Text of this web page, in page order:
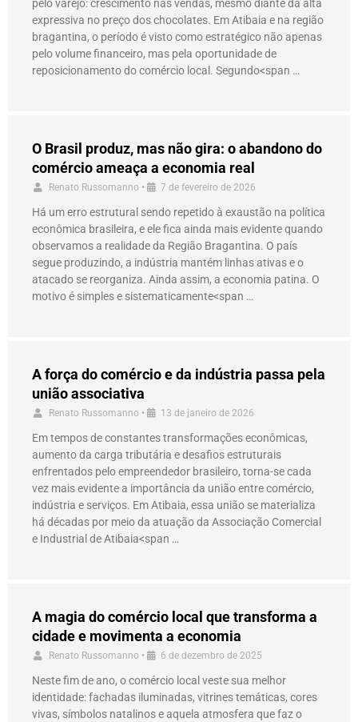
pelo varejo: crescimento nas vendas, mesmo diante da alta
expressiva no preço dos chocolates. Em Atibaia e na região
bragantina, o período é visto como estratégico não apenas
pelo volume financeiro, mas pela oportunidade de
reposicionamento do comércio local. Segundo<span …
O Brasil produz, mas não gira: o abandono do
comércio ameaça a economia real
Renato Russomanno • 7 de fevereiro de 2026
Há um erro estrutural sendo repetido à exaustão na política
econômica brasileira, e ele fica ainda mais evidente quando
observamos a realidade da Região Bragantina. O país
segue produzindo, a indústria mantém linhas ativas e o
atacado se reorganiza. Ainda assim, a economia patina. O
motivo é simples e sistematicamente<span …
A força do comércio e da indústria passa pela
união associativa
Renato Russomanno • 13 de janeiro de 2026
Em tempos de constantes transformações econômicas,
aumento da carga tributária e desafios estruturais
enfrentados pelo empreendedor brasileiro, torna-se cada
vez mais evidente a importância da união entre comércio,
indústria e serviços. Em Atibaia, essa união se materializa
há décadas por meio da atuação da Associação Comercial
e Industrial de Atibaia<span …
A magia do comércio local que transforma a
cidade e movimenta a economia
Renato Russomanno • 6 de dezembro de 2025
Neste fim de ano, o comércio local veste sua melhor
identidade: fachadas iluminadas, vitrines temáticas, cores
vivas, símbolos natalinos e aquela atmosfera que faz o